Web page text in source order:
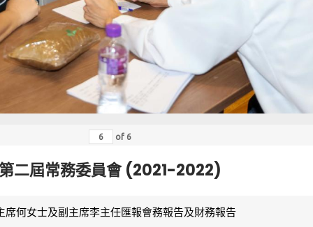
of 6
二屆常務委員會 (2021-2022)
席何女士及副主席李主任匯報會務報告及財務報告